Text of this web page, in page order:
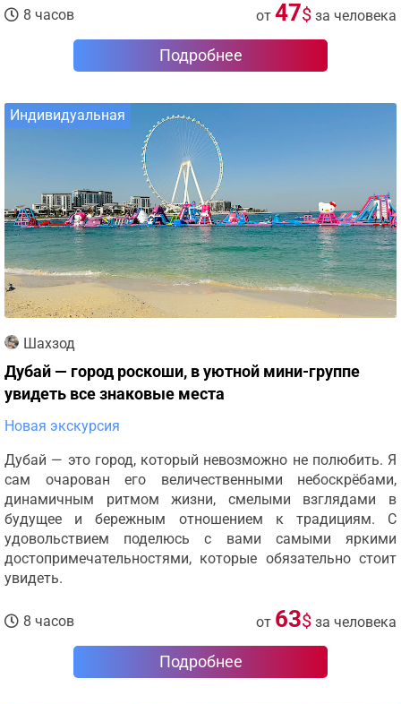
8 часов от 47$ за человека
Подробнее
Индивидуальная
Шахзод
Дубай — город роскоши, в уютной мини-группе
увидеть все знаковые места
Новая экскурсия
Дубай — это город, который невозможно не полюбить. Я
сам очарован его величественными небоскрёбами,
динамичным ритмом жизни, смелыми взглядами в
будущее и бережным отношением к традициям. С
удовольствием поделюсь с вами самыми яркими
достопримечательностями, которые обязательно стоит
увидеть.
8 часов от 63$ за человека
Подробнее